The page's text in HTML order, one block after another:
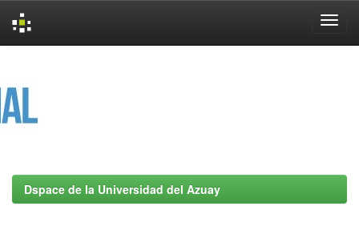
Dspace de la Universidad del Azuay